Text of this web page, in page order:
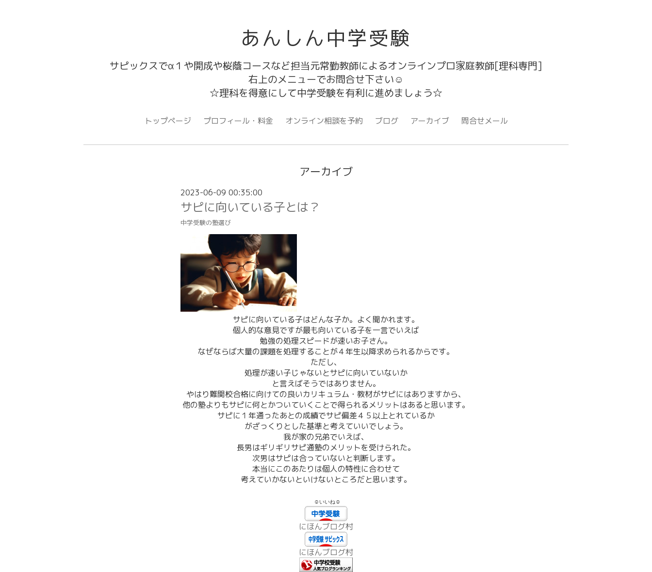
あんしん中学受験
サピックスでα１や開成や桜蔭コースなど担当元常勤教師によるオンラインプロ家庭教師[理科専門]
右上のメニューでお問合せ下さい☺
☆理科を得意にして中学受験を有利に進めましょう☆
トップページ プロフィール・料金 オンライン相談を予約 ブログ アーカイブ 問合せメール
アーカイブ
2023-06-09 00:35:00
サピに向いている子とは？
中学受験の塾選び
サピに向いている子はどんな子か。よく聞かれます。
個人的な意見ですが最も向いている子を一言でいえば
勉強の処理スピードが速いお子さん。
なぜならば大量の課題を処理することが４年生以降求められるからです。
ただし、
処理が速い子じゃないとサピに向いていないか
と言えばそうではありません。
やはり難関校合格に向けての良いカリキュラム・教材がサピにはありますから、
他の塾よりもサピに何とかついていくことで得られるメリットはあると思います。
サピに１年通ったあとの成績でサピ偏差４５以上とれているか
がざっくりとした基準と考えていいでしょう。
我が家の兄弟でいえば、
長男はギリギリサピ通塾のメリットを受けられた。
次男はサピは合っていないと判断します。
本当にこのあたりは個人の特性に合わせて
考えていかないといけないところだと思います。
☺いいね☺
にほんブログ村
にほんブログ村